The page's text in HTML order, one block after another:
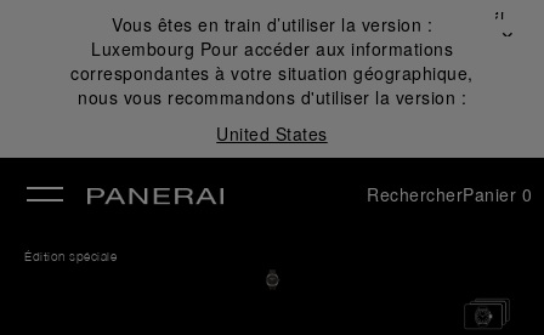
Vous êtes en train d’utiliser la version :
Luxembourg Pour accéder aux informations
correspondantes à votre situation géographique,
nous vous recommandons d'utiliser la version :
United States
Fermer
✕
RechercherPanier 0
Édition spéciale